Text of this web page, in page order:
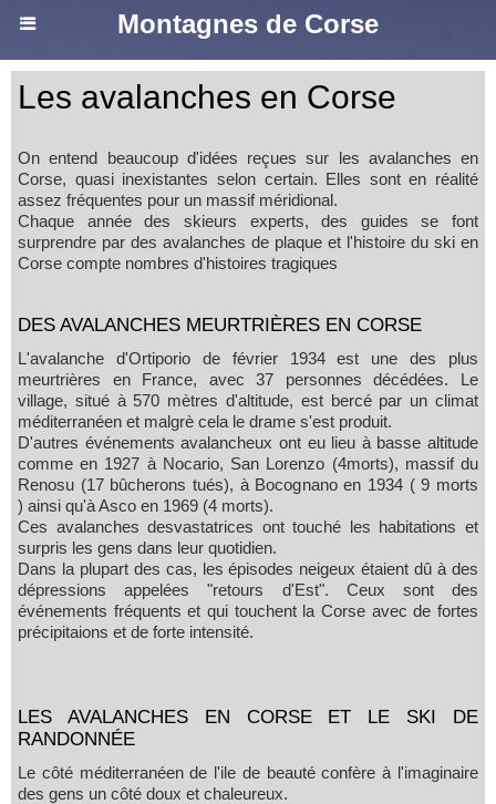
Montagnes de Corse
Les avalanches en Corse
On entend beaucoup d'idées reçues sur les avalanches en
Corse, quasi inexistantes selon certain. Elles sont en réalité
assez fréquentes pour un massif méridional.
Chaque année des skieurs experts, des guides se font
surprendre par des avalanches de plaque et l'histoire du ski en
Corse compte nombres d'histoires tragiques
DES AVALANCHES MEURTRIÈRES EN CORSE
L'avalanche d'Ortiporio de février 1934 est une des plus
meurtrières en France, avec 37 personnes décédées. Le
village, situé à 570 mètres d'altitude, est bercé par un climat
méditerranéen et malgrè cela le drame s'est produit.
D'autres événements avalancheux ont eu lieu à basse altitude
comme en 1927 à Nocario, San Lorenzo (4morts), massif du
Renosu (17 bûcherons tués), à Bocognano en 1934 ( 9 morts
) ainsi qu'à Asco en 1969 (4 morts).
Ces avalanches desvastatrices ont touché les habitations et
surpris les gens dans leur quotidien.
Dans la plupart des cas, les épisodes neigeux étaient dû à des
dépressions appelées "retours d'Est". Ceux sont des
événements fréquents et qui touchent la Corse avec de fortes
précipitaions et de forte intensité.
LES AVALANCHES EN CORSE ET LE SKI DE
RANDONNÉE
Le côté méditerranéen de l'ile de beauté confère à l'imaginaire
des gens un côté doux et chaleureux.